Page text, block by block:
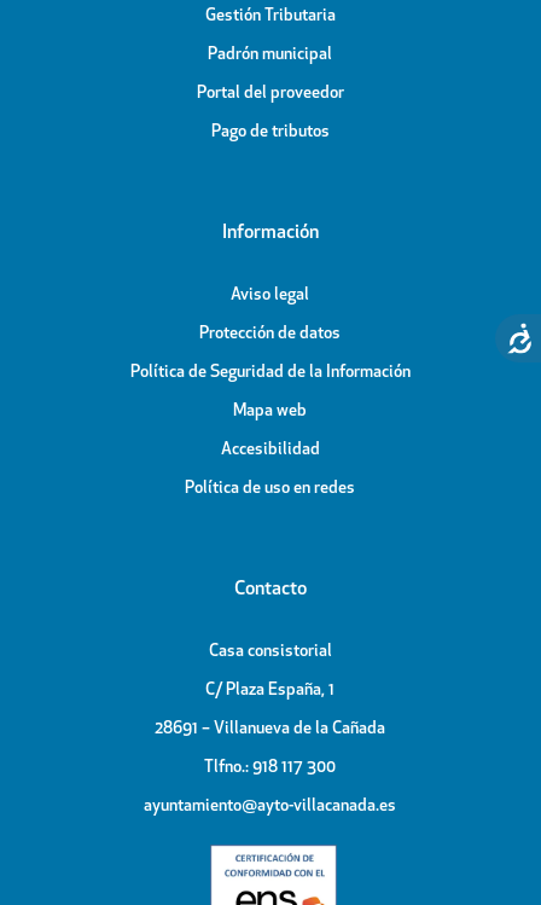
Gestión Tributaria
Padrón municipal
Portal del proveedor
Pago de tributos
Información
Aviso legal
Protección de datos
Política de Seguridad de la Información
Mapa web
Accesibilidad
Política de uso en redes
Contacto
Casa consistorial
C/ Plaza España, 1
28691 – Villanueva de la Cañada
Tlfno.: 918 117 300
ayuntamiento@ayto-villacanada.es